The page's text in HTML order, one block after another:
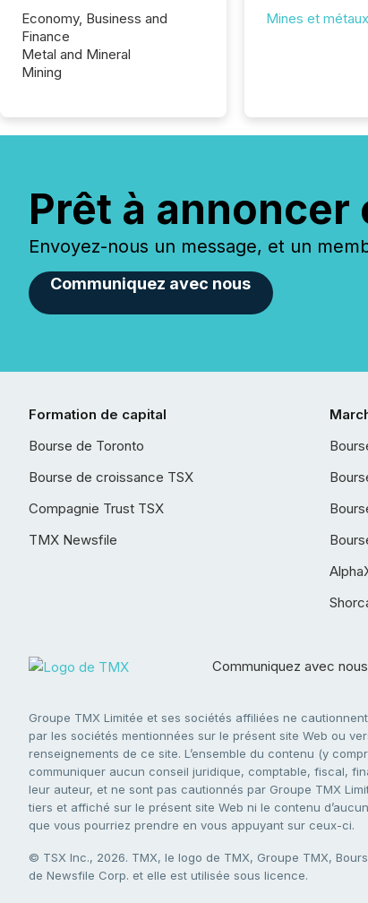
Economy, Business and
Finance
Metal and Mineral
Mining
Mines et métaux
Prêt à
Envoyez-nous un message, et un
Communiquez avec nous
Formation de capital
Bourse de Toronto
Bourse de croissance TSX
Compagnie Trust TSX
TMX Newsfile
Communiquez avec nous
Groupe TMX Limitée et ses sociétés affiliées ne
par les sociétés mentionnées sur le présent site Web ou
renseignements de ce site. L’ensemble du contenu (y
communiquer aucun conseil juridique, comptable, fiscal,
leur auteur, et ne sont pas cautionnés par Groupe TMX
tiers et affiché sur le présent site Web ni le contenu
que vous pourriez prendre en vous appuyant sur ceux-ci.
© TSX Inc., 2026. TMX, le logo de TMX, Groupe TMX,
de Newsfile Corp. et elle est utilisée sous licence.